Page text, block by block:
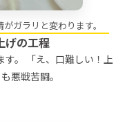
ガラリと変わります。
げの工程
す。 「え、口難しい！上
悪戦苦闘。